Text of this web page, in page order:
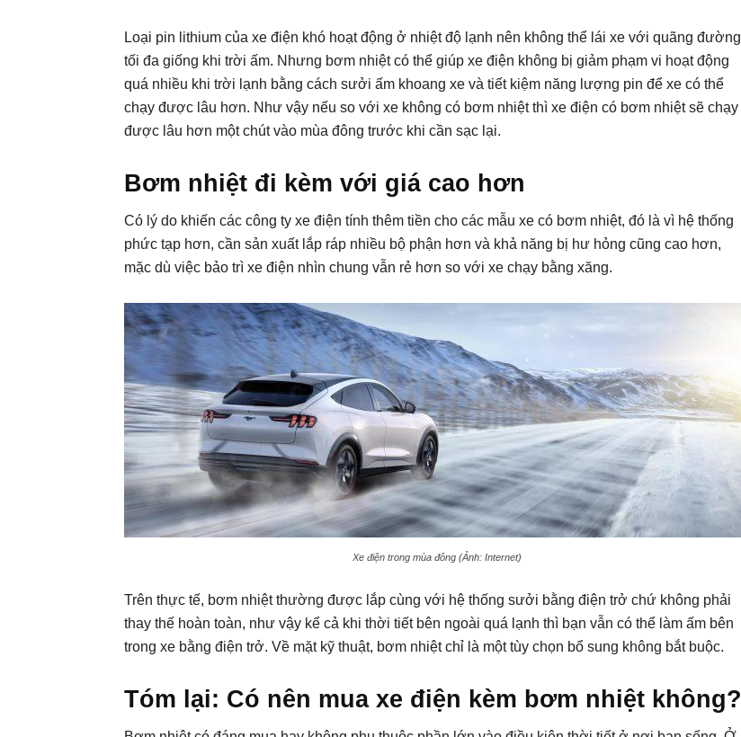
Loại pin lithium của xe điện khó hoạt động ở nhiệt độ lạnh nên không thể lái xe với quãng đường
tối đa giống khi trời ấm. Nhưng bơm nhiệt có thể giúp xe điện không bị giảm phạm vi hoạt động
quá nhiều khi trời lạnh bằng cách sưởi ấm khoang xe và tiết kiệm năng lượng pin để xe có thể
chạy được lâu hơn. Như vậy nếu so với xe không có bơm nhiệt thì xe điện có bơm nhiệt sẽ chạy
được lâu hơn một chút vào mùa đông trước khi cần sạc lại.
Bơm nhiệt đi kèm với giá cao hơn
Có lý do khiến các công ty xe điện tính thêm tiền cho các mẫu xe có bơm nhiệt, đó là vì hệ thống
phức tạp hơn, cần sản xuất lắp ráp nhiều bộ phận hơn và khả năng bị hư hỏng cũng cao hơn,
mặc dù việc bảo trì xe điện nhìn chung vẫn rẻ hơn so với xe chạy bằng xăng.
Xe điện trong mùa đông (Ảnh: Internet)
Trên thực tế, bơm nhiệt thường được lắp cùng với hệ thống sưởi bằng điện trở chứ không phải
thay thế hoàn toàn, như vậy kể cả khi thời tiết bên ngoài quá lạnh thì bạn vẫn có thể làm ấm bên
trong xe bằng điện trở. Về mặt kỹ thuật, bơm nhiệt chỉ là một tùy chọn bổ sung không bắt buộc.
Tóm lại: Có nên mua xe điện kèm bơm nhiệt không?